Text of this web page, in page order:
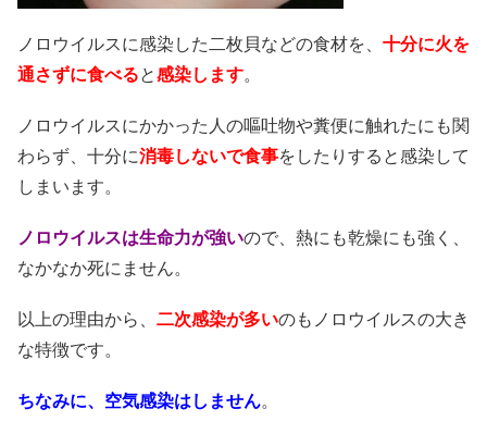
ノロウイルスに感染した二枚貝などの食材を、 十分に火を
通さずに食べると感染します。
ノロウイルスにかかった人の嘔吐物や糞便に触れたにも関
わらず、十分に消毒しないで食事をしたりすると感染して
しまいます。
ノロウイルスは生命力が強いので、熱にも乾燥にも強く、
なかなか死にません。
以上の理由から、 二次感染が多いのもノロウイルスの大き
な特徴です。
ちなみに、空気感染はしません。